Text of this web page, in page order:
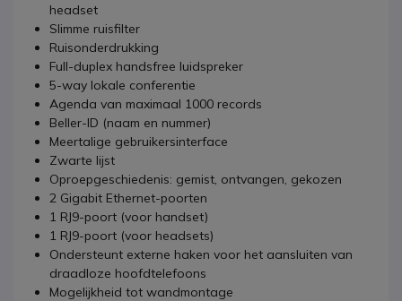
headset
Slimme ruisfilter
Ruisonderdrukking
Full-duplex handsfree luidspreker
5-way lokale conferentie
Agenda van maximaal 1000 records
Beller-ID (naam en nummer)
Meertalige gebruikersinterface
Zwarte lijst
Oproepgeschiedenis: gemist, ontvangen, gekozen
2 Gigabit Ethernet-poorten
1 RJ9-poort (voor handset)
1 RJ9-poort (voor headsets)
Ondersteunt externe haken voor het aansluiten van
draadloze hoofdtelefoons
Mogelijkheid tot wandmontage